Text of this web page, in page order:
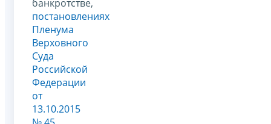
банкротстве,
постановлениях
Пленума
Верховного
Суда
Российской
Федерации
от
13.10.2015